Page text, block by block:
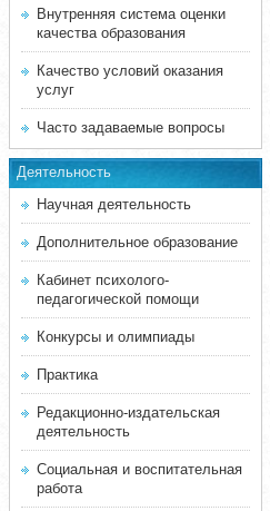
Внутренняя система оценки
качества образования
Качество условий оказания
услуг
Часто задаваемые вопросы
Деятельность
Научная деятельность
Дополнительное образование
Кабинет психолого-
педагогической помощи
Конкурсы и олимпиады
Практика
Редакционно-издательская
деятельность
Социальная и воспитательная
работа